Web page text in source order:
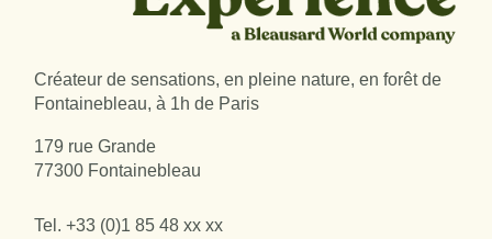
Créateur de sensations, en pleine nature, en forêt de
Fontainebleau, à 1h de Paris
179 rue Grande
77300 Fontainebleau
Tel.+33 (0)1 85 48 xx xx